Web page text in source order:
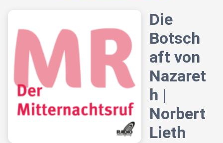
Die
Botsch
aft von
Nazaret
h |
Norbert
Lieth